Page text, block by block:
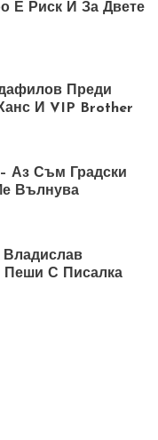
Е Риск И За Двете
Преди
И VIP Brother
Аз Съм Градски
Вълнува
Владислав
Пеши С Писалка